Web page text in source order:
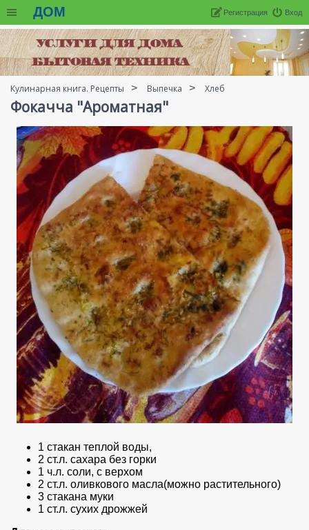
ДОМ Вход
Регистрация
Кулинарная книга. Рецепты Выпечка Хлеб
Фокачча "Ароматная"
1 стакан теплой воды,
2 ст.л. саxара без горки
1 ч.л. соли, с верхом
2 ст.л. оливкового масла(можно растительного)
3 стакана муки
1 ст.л. сухих дрожжей